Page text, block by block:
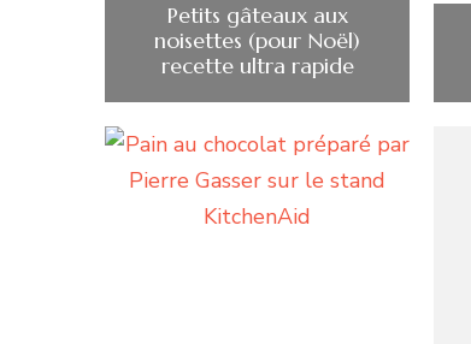
Petits gâteaux aux
noisettes (pour Noël)
recette ultra rapide